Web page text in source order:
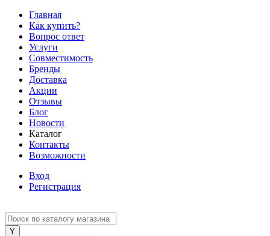
Главная
Как купить?
Вопрос ответ
Услуги
Совместимость
Бренды
Доставка
Акции
Отзывы
Блог
Новости
Каталог
Контакты
Возможности
Вход
Регистрация